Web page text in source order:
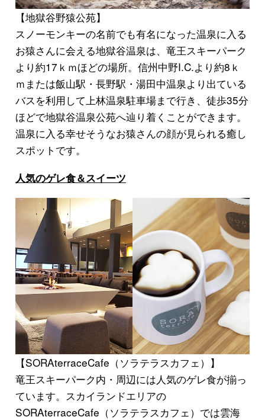
【地獄谷野猿公苑】
スノーモンキーの名前でも有名になった温泉に入る
お猿さんに会える地獄谷温泉は、竜王スキーパーク
より約17ｋｍほどの場所。信州中野I.C.より約8ｋ
ｍまたは飯山駅・長野駅・湯田中温泉より出ている
バスを利用して上林温泉駐車場まで行き、徒歩35分
ほどで地獄谷温泉公苑へ辿り着くことができます。
温泉に入る幸せそうなお猿さんの顔が見られる癒し
スポットです。
人気のゲレ食＆スイーツ
【SORAterraceCafe（ソラテラスカフェ）】
竜王スキーパーク内・周辺には人気のゲレ食が揃っ
ています。スカイランドエリアの
SORAterraceCafe（ソラテラスカフェ） では雲海